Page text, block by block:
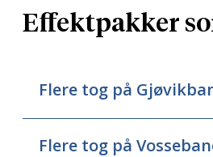
innsatsfaktorer. De
effekter for togtilbudet,
Effektpakker
Flere tog på
Flere tog på